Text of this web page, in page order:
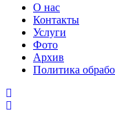
О нас
Контакты
Услуги
Фото
Архив
Политика